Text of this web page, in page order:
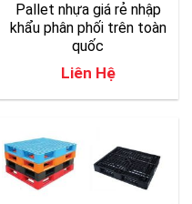
Pallet nhựa giá rẻ nhập
khẩu phân phối trên toàn
quốc
Liên Hệ